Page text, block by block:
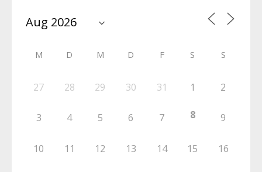
M D M D F S S
27 28 29 30 31 1 2
3 4 5 6 7 8 9
10 11 12 13 14 15 16